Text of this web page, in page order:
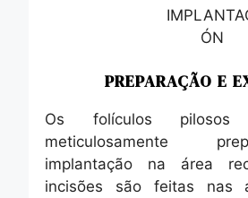
PREPARAÇÃO E
Os folículos pilosos
meticulosamente
implantação na área
incisões são feitas nas